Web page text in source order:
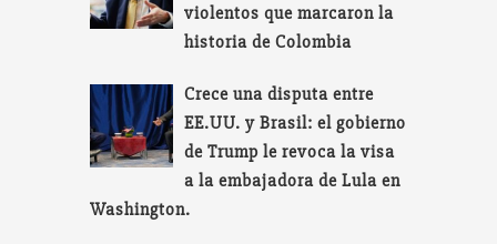
violentos que marcaron la
historia de Colombia
Crece una disputa entre
EE.UU. y Brasil: el gobierno
de Trump le revoca la visa
a la embajadora de Lula en
Washington.